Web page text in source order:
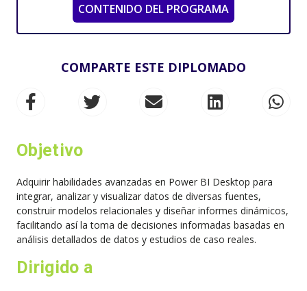
CONTENIDO DEL PROGRAMA
COMPARTE ESTE DIPLOMADO
Objetivo
Adquirir habilidades avanzadas en Power BI Desktop para
integrar, analizar y visualizar datos de diversas fuentes,
construir modelos relacionales y diseñar informes dinámicos,
facilitando así la toma de decisiones informadas basadas en
análisis detallados de datos y estudios de caso reales.
Dirigido a